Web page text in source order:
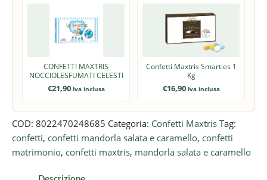
CONFETTI MAXTRIS
NOCCIOLESFUMATI CELESTI
€21,90 Iva inclusa
Confetti Maxtris Smarties 1
Kg
€16,90 Iva inclusa
COD: 8022470248685 Categoria: Confetti Maxtris Tag:
confetti, confetti mandorla salata e caramello, confetti
matrimonio, confetti maxtris, mandorla salata e caramello